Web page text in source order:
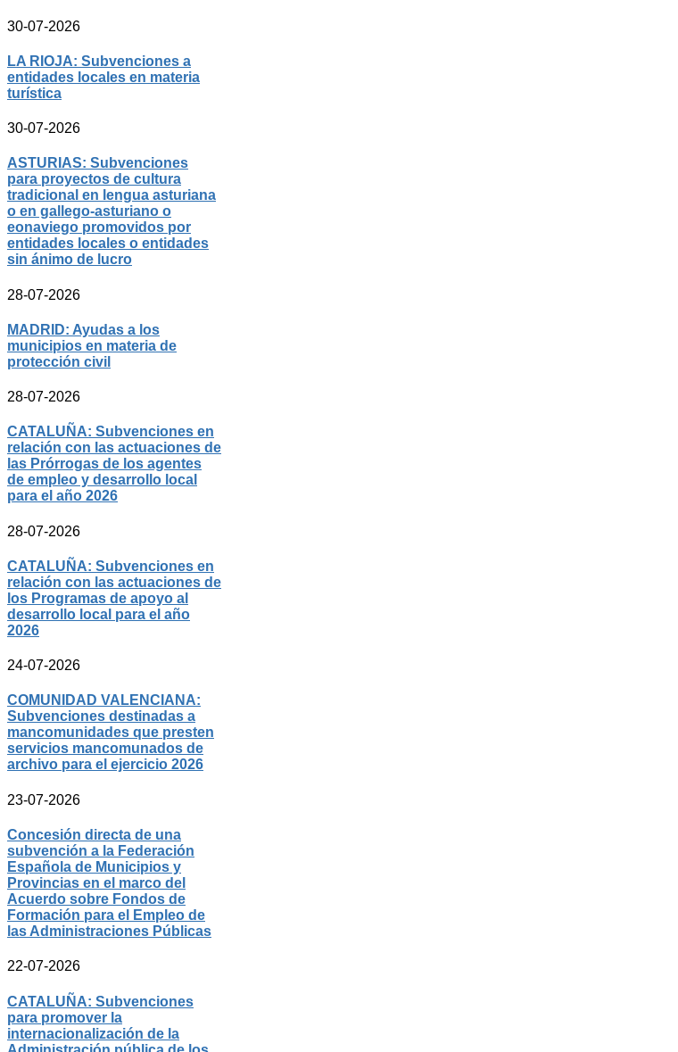
30-07-2026
LA RIOJA: Subvenciones a
entidades locales en materia
turística
30-07-2026
ASTURIAS: Subvenciones
para proyectos de cultura
tradicional en lengua asturiana
o en gallego-asturiano o
eonaviego promovidos por
entidades locales o entidades
sin ánimo de lucro
28-07-2026
MADRID: Ayudas a los
municipios en materia de
protección civil
28-07-2026
CATALUÑA: Subvenciones en
relación con las actuaciones de
las Prórrogas de los agentes
de empleo y desarrollo local
para el año 2026
28-07-2026
CATALUÑA: Subvenciones en
relación con las actuaciones de
los Programas de apoyo al
desarrollo local para el año
2026
24-07-2026
COMUNIDAD VALENCIANA:
Subvenciones destinadas a
mancomunidades que presten
servicios mancomunados de
archivo para el ejercicio 2026
23-07-2026
Concesión directa de una
subvención a la Federación
Española de Municipios y
Provincias en el marco del
Acuerdo sobre Fondos de
Formación para el Empleo de
las Administraciones Públicas
22-07-2026
CATALUÑA: Subvenciones
para promover la
internacionalización de la